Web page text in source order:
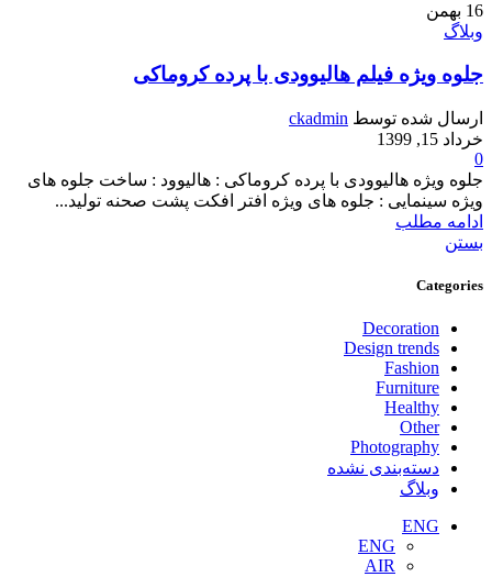
16 بهمن
وبلاگ
جلوه ویژه فیلم هالیوودی با پرده کروماکی
ارسال شده توسط ckadmin
خرداد 15, 1399
0
جلوه ویژه هالیوودی با پرده کروماکی : هالیوود : ساخت جلوه های
ویژه سینمایی : جلوه های ویژه افتر افکت پشت صحنه تولید...
ادامه مطلب
بستن
Categories
Decoration
Design trends
Fashion
Furniture
Healthy
Other
Photography
دسته‌بندی نشده
وبلاگ
ENG
ENG
AIR